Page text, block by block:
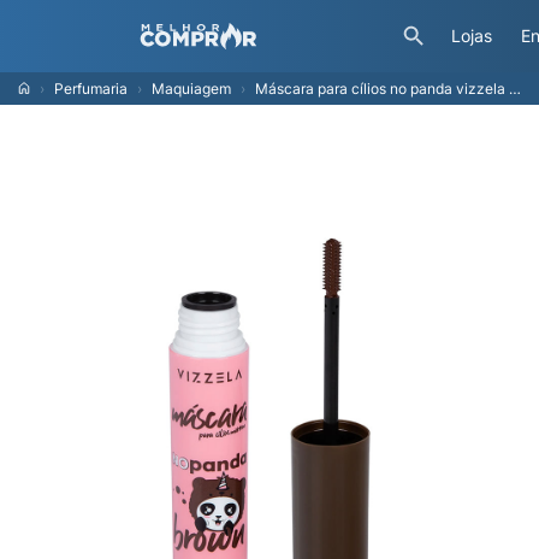
Lojas
Perfumaria Maquiagem Máscara para cílios no panda vizzela marrom